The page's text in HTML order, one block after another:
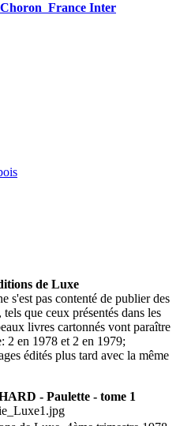
 France Inter
de Luxe
s'est pas contenté de publier des
que ceux présentés dans les
livres cartonnés vont paraître
2 en 1978 et 2 en 1979;
édités plus tard avec la même
- Paulette - tome 1